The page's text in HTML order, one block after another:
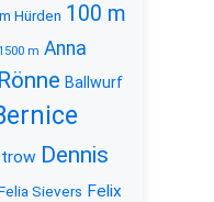
Hürden 100 m
m Anna
Ballwurf
Dennis
Sievers Felix